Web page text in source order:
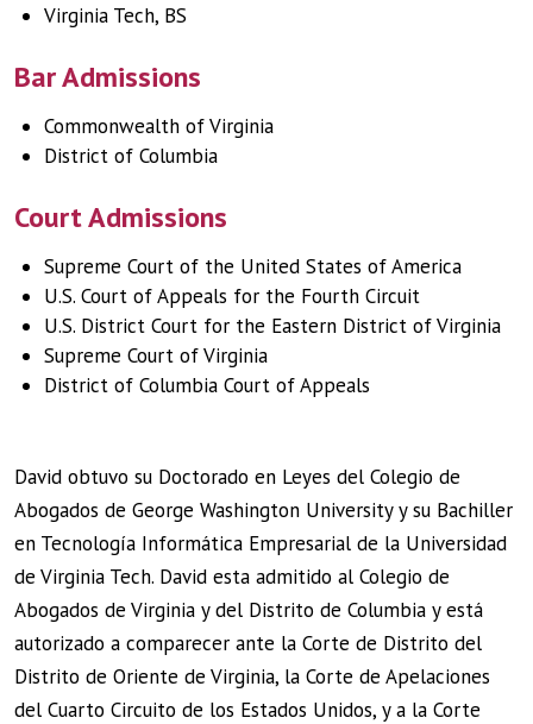
Virginia Tech, BS
Bar Admissions
Commonwealth of Virginia
District of Columbia
Court Admissions
Supreme Court of the United States of America
U.S. Court of Appeals for the Fourth Circuit
U.S. District Court for the Eastern District of Virginia
Supreme Court of Virginia
District of Columbia Court of Appeals
David obtuvo su Doctorado en Leyes del Colegio de
Abogados de George Washington University y su Bachiller
en Tecnología Informática Empresarial de la Universidad
de Virginia Tech. David esta admitido al Colegio de
Abogados de Virginia y del Distrito de Columbia y está
autorizado a comparecer ante la Corte de Distrito del
Distrito de Oriente de Virginia, la Corte de Apelaciones
del Cuarto Circuito de los Estados Unidos, y a la Corte